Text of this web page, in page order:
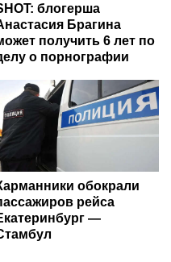
блогерша
Брагина
получить 6 лет по
о порнографии
обокрали
рейса
—